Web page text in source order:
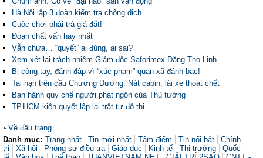
Hà Nội lập 3 đoàn kiểm tra chống dịch
Cuộc chơi phải trả giá đắt!
Đoạn chất vấn hay nhất
Vẫn chưa… “quyết” ai đúng, ai sai?
Xem xét lại trách nhiệm Giám đốc Saforimex Đặng Thọ Linh
Bị còng tay, đánh đập vì “xúc phạm” quan xã đánh bạc!
Tai nạn trên cầu Chương Dương: Nát cabin, lái xe thoát chết
Ban hành quy chế người phát ngôn của Thủ tướng
TP.HCM kiên quyết lập lại trật tự đô thị
Về đầu trang
Danh mục: Trang nhất Tin mới nhất Tâm điểm Tin nổi bật
Chính
trị
Xã hội Phóng sự điều tra Giáo dục Kinh tế - Thị trường
Quốc